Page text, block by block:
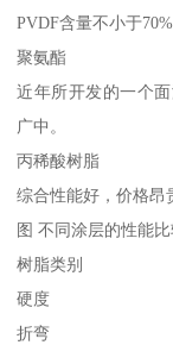
PVDF含量不小于
聚氨酯
近年所开发的一个
广中。
丙稀酸树脂
综合性能好，价格昂
图 不同涂层的性能
树脂类别
硬度
折弯